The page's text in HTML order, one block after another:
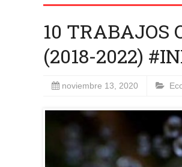
10 TRABAJOS
(2018-2022)
noviembre 13, 2020